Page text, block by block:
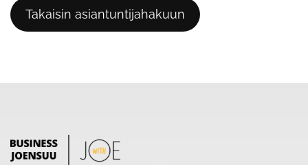
Takaisin asiantuntijahakuun